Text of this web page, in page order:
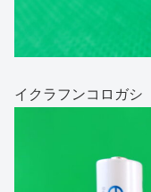
イクラフンコロガシ